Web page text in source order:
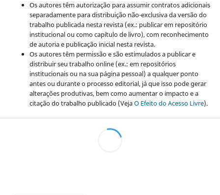
Os autores têm autorização para assumir contratos adicionais
separadamente para distribuição não-exclusiva da versão do
trabalho publicada nesta revista (ex.: publicar em repositório
institucional ou como capítulo de livro), com reconhecimento
de autoria e publicação inicial nesta revista.
Os autores têm permissão e são estimulados a publicar e
distribuir seu trabalho online (ex.: em repositórios
institucionais ou na sua página pessoal) a qualquer ponto
antes ou durante o processo editorial, já que isso pode gerar
alterações produtivas, bem como aumentar o impacto e a
citação do trabalho publicado (VejaO Efeito do Acesso Livre).